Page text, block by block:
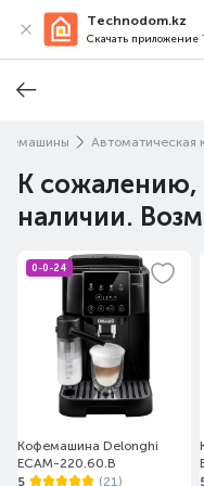
Technodom.kz
Скачать приложение
Автоматическая
К сожалению,
наличии.
0-0-24
Кофемашина Delonghi
ECAM-220.60.B
5
(21)